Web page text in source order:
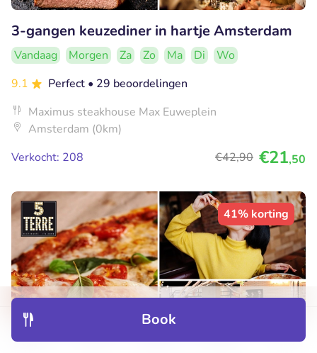
Book
3-gangen keuzediner in hartje Amsterdam
Vandaag Morgen Za Zo Ma Di
Wo
9.1
Perfect • 29 beoordelingen
Maximus steakhouse Max Euweplein
Amsterdam (0km)
Verkocht: 208
€42,90 €21,50
41% korting